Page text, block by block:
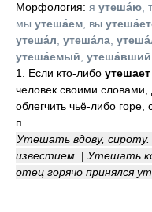
Морфология: я утеша́ю ,
мы утеша́ем , вы
утеша́л утеша́ла
утеша́емый утеша́вший
1. Если кто-либо утешает
человек своими словами,
облегчить чьё-либо горе,
п.
Утешать вдову, сироту.
известием. | Утешать
отец горячо принялся